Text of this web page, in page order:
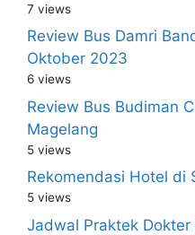
7 views
Review Bus Damri
Oktober 2023
6 views
Review Bus Budiman
Magelang
5 views
Rekomendasi Hotel di
5 views
Jadwal Praktek Dokter